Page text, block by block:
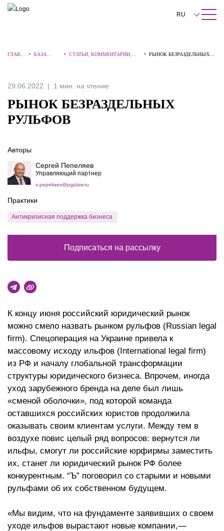
ПОИСК ПО САЙТУ Закрыть
RU
中文
ГЛАВН
•БАЗА
• СТАТЬИ, КОММЕНТАРИИ,
•РЫНОК БЕЗРАЗДЕЛЬНЫХ
29.06.2022 1 мин. на чтение
РЫНОК БЕЗРАЗДЕЛЬНЫХ
РУЛЬФОВ
К концу июня российский юридический рынок
можно смело назвать рынком рульфов (Russian legal
firm). Спецоперация на Украине привела к
массовому исходу ильфов (International legal firm)
из РФ и началу глобальной трансформации
структуры юридического бизнеса. Впрочем, иногда
уход зарубежного бренда на деле был лишь
«сменой оболочки», под которой команда
оставшихся российских юристов продолжила
оказывать своим клиентам услуги. Между тем в
воздухе повис целый ряд вопросов: вернутся ли
ильфы, смогут ли российские юрфирмы заместить
их, станет ли юридический рынок РФ более
конкурентным. “Ъ” поговорил со старыми и новыми
рульфами об их собственном будущем.
«Мы видим, что на фундаменте заявивших о своем
уходе ильфов вырастают новые компании,—
Авторы
Сергей Пепеляев
Управляющий партнер
s.pepeliaev@pgplaw.ru
Практики
Антикризисная поддержка бизнеса
Подписаться на рассылку